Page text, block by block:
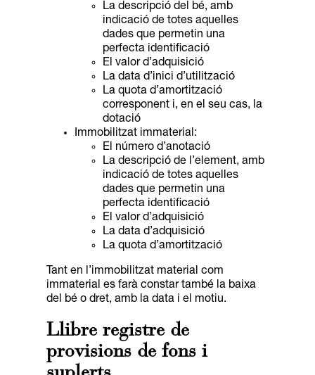
La descripció del bé, amb
indicació de totes aquelles
dades que permetin una
perfecta identificació
El valor d’adquisició
La data d’inici d’utilització
La quota d’amortització
corresponent i, en el seu cas, la
dotació
Immobilitzat immaterial:
El número d’anotació
La descripció de l’element, amb
indicació de totes aquelles
dades que permetin una
perfecta identificació
El valor d’adquisició
La data d’adquisició
La quota d’amortització
Tant en l’immobilitzat material com
immaterial es farà constar també la baixa
del bé o dret, amb la data i el motiu.
Llibre registre de
provisions de fons i